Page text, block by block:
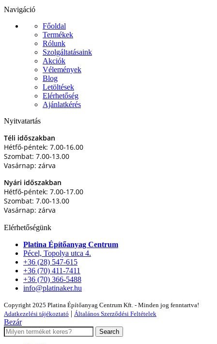
Navigáció
Főoldal
Termékek
Rólunk
Szolgáltatásaink
Akciók
Vélemények
Blog
Letöltések
Elérhetőség
Ajánlatkérés
Nyitvatartás
Téli időszakban
Hétfő-péntek: 7.00-16.00
Szombat: 7.00-13.00
Vasárnap: zárva
Nyári időszakban
Hétfő-péntek: 7.00-17.00
Szombat: 7.00-13.00
Vasárnap: zárva
Elérhetőségünk
Platina Építőanyag Centrum
Pécel, Topolya utca 4.
+36 (28) 547-615
+36 (70) 411-7411
+36 (70) 366-5488
info@platinaker.hu
Copyright 2025 Platina Építőanyag Centrum Kft. - Minden jog fenntartva!
Adatkezelési tájékoztató | Általános Szerződési Feltételek
Bezár
Search